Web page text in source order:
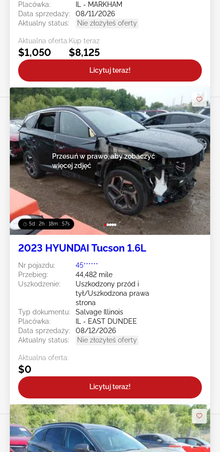
Placówka:
IL - MARKHAM
Data sprzedaży:
08/11/2026
Aktualny status:
Nie złożyłeś oferty
Aktualna oferta:
$1,050
Kup teraz
$8,125
Licytuj teraz!
5d : 2h : 18m : 55s
Przesuń w prawo, aby zobaczyć
więcej zdjęć
2023 HYUNDAI Tucson 1.6L
Nr pojazdu:
45******
Przebieg:
44,482 mile
Uszkodzenie:
Uszkodzony przód i
tył/Uszkodzona prawa
strona
Typ dokumentu:
Salvage Illinois
Placówka:
IL - EAST DUNDEE
Data sprzedaży:
08/12/2026
Aktualny status:
Nie złożyłeś oferty
Aktualna oferta:
$0
Licytuj teraz!